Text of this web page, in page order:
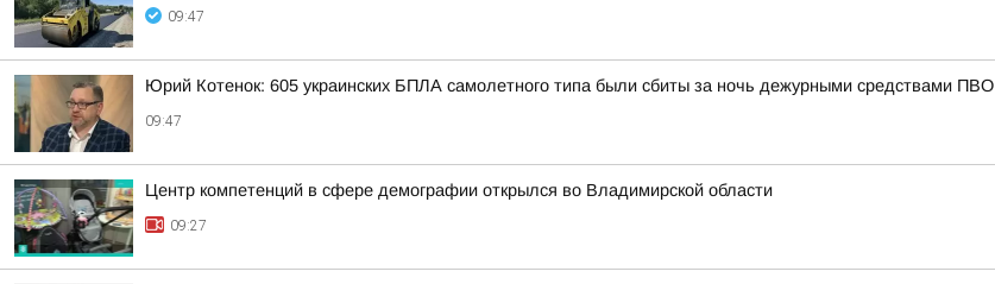
09:47
Юрий Котенок: 605 украинских БПЛА самолетного типа были сбиты за ночь дежурными средствами ПВО
09:47
Центр компетенций в сфере демографии открылся во Владимирской области
09:27